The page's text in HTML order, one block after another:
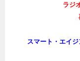
ラジ
スマート・エイ